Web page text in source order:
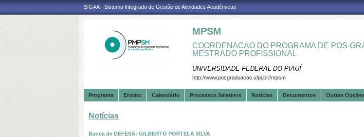
SIGAA - Sistema Integrado de Gestão de Atividades Acadêmicas
MPSM
COORDENACAO DO PROGRAMA DE POS-
MESTRADO PROFISSIONAL
UNIVERSIDADE FEDERAL DO PIAUÍ
http://www.posgraduacao.ufpi.br//mpsm
Programa Ensino Calendário Processos Seletivos Notícias Documentos Outras
Notícias
Banca de DEFESA: GILBERTO PORTELA SILVA